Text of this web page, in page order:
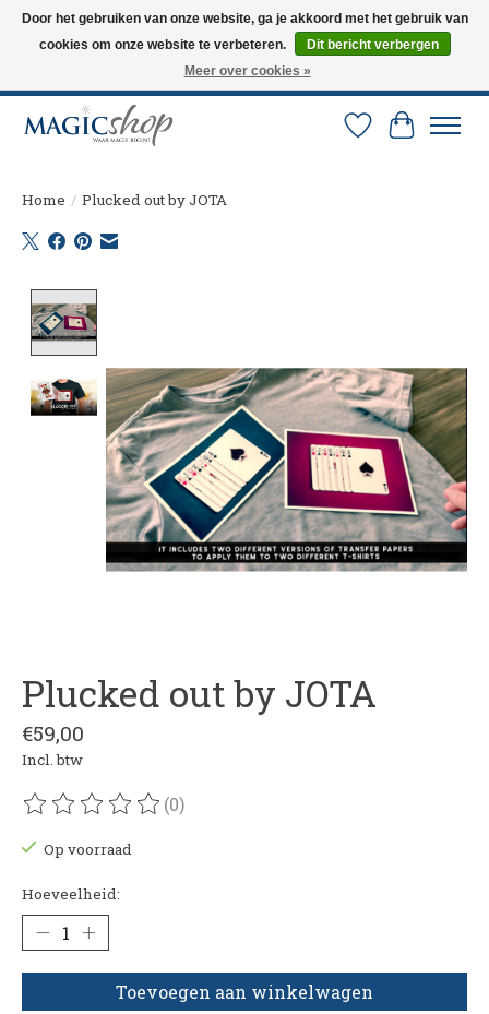
Altijd de nieuwste trucs op voorraad. Snelle verzending via PostNL en DHL.
Langskomen in onze winkel? Bel of mail om een afspraak te maken. 0251-
Verlanglijst
Home / Plucked out by JOTA
Plucked out by JOTA
€59,00
Incl. btw
De beoordeling van dit product is
(0)
Op voorraad
Hoeveelheid:
Toevoegen aan winkelwagen
Door het gebruiken van onze website, ga je akkoord met het gebruik van
cookies om onze website te verbeteren.
Dit bericht verbergen
Meer over cookies »